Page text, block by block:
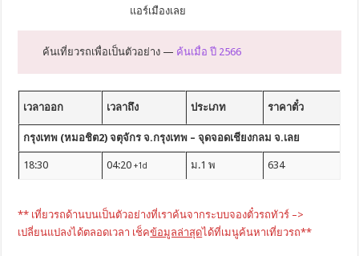
แอร์เมืองเลย
ค้นเที่ยวรถเพื่อเป็นตัวอย่าง — ค้นเมื่อ ปี 2566
เวลาออก เวลาถึง ประเภท ราคาตั๋ว
กรุงเทพ (หมอชิต2) จตุจักร จ.กรุงเทพ – จุดจอดเชียงกลม จ.เลย
18:30 04:20+1d ม.1 พ 634
** เที่ยวรถด้านบนเป็นตัวอย่างที่เราค้นจากระบบจองตั๋วรถทัวร์ –>
เปลี่ยนแปลงได้ตลอดเวลา เช็คข้อมูลล่าสุดได้ที่เมนูค้นหาเที่ยวรถ**